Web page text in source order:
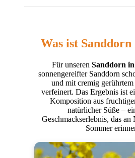
Was ist
Für unseren Sanddorn
sonnengereifter Sanddorn
und mit cremig
verfeinert. Das Ergebnis ist
Komposition aus
natürlicher Süße –
Geschmackserlebnis, das an
Sommer